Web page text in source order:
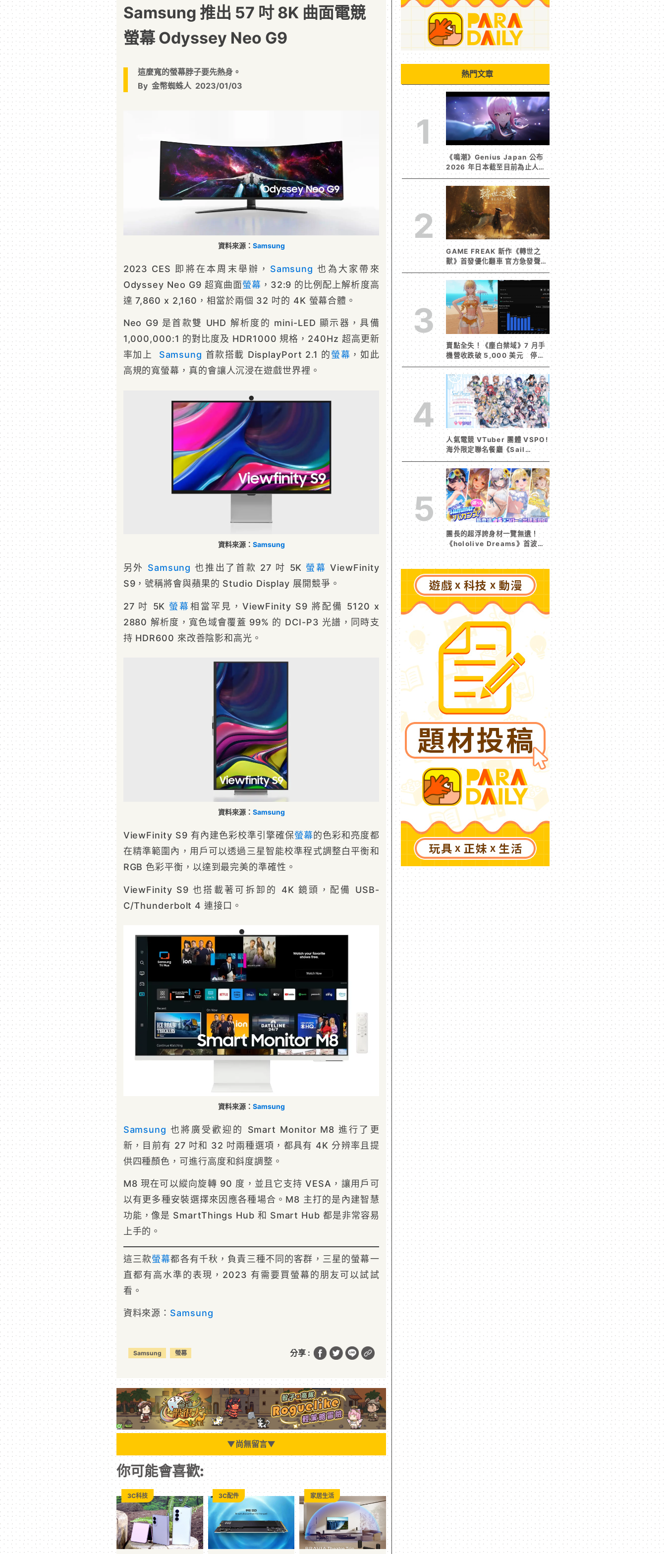
Samsung 推出 57 吋 8K 曲面電競
螢幕 Odyssey Neo G9
這麼寬的螢幕脖子要先熱身。
By 金幣蜘蛛人 2023/01/03
資料來源： Samsung
2023 CES 即將在本周末舉辦， Samsung 也為大家帶來
Odyssey Neo G9 超寬曲面螢幕 ，32:9 的比例配上解析度高
達 7,860 x 2,160，相當於兩個 32 吋的 4K 螢幕合體。
Neo G9 是首款雙 UHD 解析度的 mini-LED 顯示器，具備
1,000,000:1 的對比度及 HDR1000 規格，240Hz 超高更新
率加上 Samsung 首款搭載 DisplayPort 2.1 的螢幕 ，如此
高規的寬螢幕，真的會讓人沉浸在遊戲世界裡。
資料來源： Samsung
另外 Samsung 也推出了首款 27 吋 5K 螢幕 ViewFinity
S9，號稱將會與蘋果的 Studio Display 展開競爭。
27 吋 5K 螢幕相當罕見，ViewFinity S9 將配備 5120 x
2880 解析度，寬色域會覆蓋 99% 的 DCI-P3 光譜，同時支
持 HDR600 來改善陰影和高光。
資料來源： Samsung
ViewFinity S9 有內建色彩校準引擎確保螢幕的色彩和亮度都
在精準範圍內，用戶可以透過三星智能校準程式調整白平衡和
RGB 色彩平衡，以達到最完美的準確性。
ViewFinity S9 也搭載著可拆卸的 4K 鏡頭，配備 USB-
C/Thunderbolt 4 連接口。
資料來源： Samsung
Samsung 也將廣受歡迎的 Smart Monitor M8 進行了更
新，目前有 27 吋和 32 吋兩種選項，都具有 4K 分辨率且提
供四種顏色，可進行高度和斜度調整。
M8 現在可以縱向旋轉 90 度，並且它支持 VESA，讓用戶可
以有更多種安裝選擇來因應各種場合。M8 主打的是內建智慧
功能，像是 SmartThings Hub 和 Smart Hub 都是非常容易
上手的。
這三款螢幕都各有千秋，負責三種不同的客群，三星的螢幕一
直都有高水準的表現，2023 有需要買螢幕的朋友可以試試
看。
資料來源： Samsung
Samsung 螢幕 分享 :
▼尚無留言▼
你可能會喜歡:
3C科技 3C配件 家居生活
熱門文章
1
《鳴潮》Genius Japan 公布
2026 年日本截至目前為止人氣
歌單《遠航星的告別》&《自無
垠處歸航之星》入榜
2
GAME FREAK 新作《轉世之
獸》首發優化翻車 官方急發聲明
承諾提供大量更新彌補
3
賣點全失！《塵白禁域》7 月手
機營收跌破 5,000 美元 停服
整改後玩家大量流失
4
人氣電競 VTuber 團體 VSPO!
海外限定聯名餐廳《Sail
Beyond！～駛向更遠的彼方
～》今夏登場！
5
團長的超浮誇身材一覽無遺！
《hololive Dreams》首波夏
日活動今日開跑 白銀諾艾爾等
5 位人氣成員泳裝卡池同步解鎖